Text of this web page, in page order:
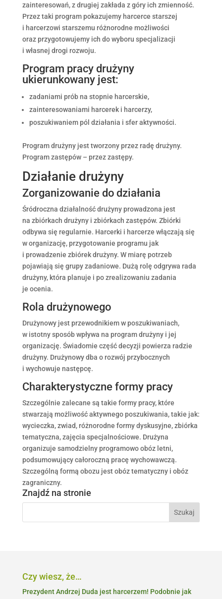
zainteresowań, z drugiej zakłada z góry ich zmienność.
Przez taki program pokazujemy harcerce starszej
i harcerzowi starszemu różnorodne możliwości
oraz przygotowujemy ich do wyboru specjalizacji
i własnej drogi rozwoju.
Program pracy drużyny
ukierunkowany jest:
zadaniami prób na stopnie harcerskie,
zainteresowaniami harcerek i harcerzy,
poszukiwaniem pól działania i sfer aktywności.
Program drużyny jest tworzony przez radę drużyny.
Program zastępów – przez zastępy.
Działanie drużyny
Zorganizowanie do działania
Śródroczna działalność drużyny prowadzona jest
na zbiórkach drużyny i zbiórkach zastępów. Zbiórki
odbywa się regularnie. Harcerki i harcerze włączają się
w organizację, przygotowanie programu jak
i prowadzenie zbiórek drużyny. W miarę potrzeb
pojawiają się grupy zadaniowe. Dużą rolę odgrywa rada
drużyny, która planuje i po zrealizowaniu zadania
je ocenia.
Rola drużynowego
Drużynowy jest przewodnikiem w poszukiwaniach,
w istotny sposób wpływa na program drużyny i jej
organizację. Świadomie część decyzji powierza radzie
drużyny. Drużynowy dba o rozwój przybocznych
i wychowuje następcę.
Charakterystyczne formy pracy
Szczególnie zalecane są takie formy pracy, które
stwarzają możliwość aktywnego poszukiwania, takie jak:
wycieczka, zwiad, różnorodne formy dyskusyjne, zbiórka
tematyczna, zajęcia specjalnościowe. Drużyna
organizuje samodzielny programowo obóz letni,
podsumowujący całoroczną pracę wychowawczą.
Szczególną formą obozu jest obóz tematyczny i obóz
zagraniczny.
Znajdź na stronie
Czy wiesz, że…
Prezydent Andrzej Duda jest harcerzem! Podobnie jak